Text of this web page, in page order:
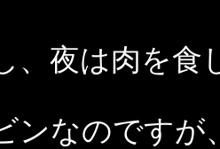
、夜は肉を食
ンなのですが